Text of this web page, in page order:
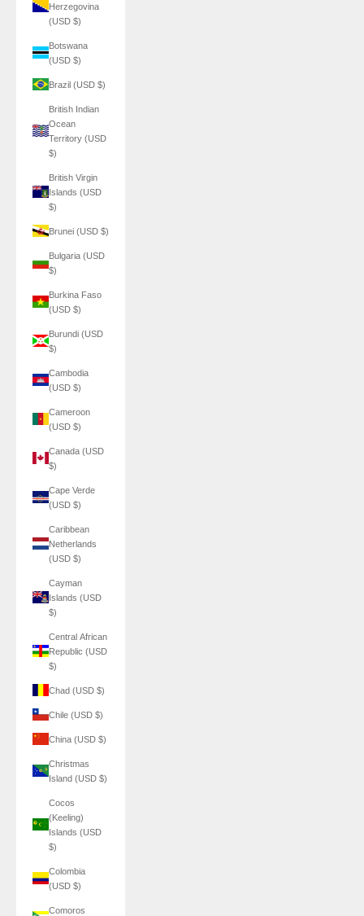
Herzegovina
(USD $)
Botswana
(USD $)
Brazil (USD $)
British Indian
Ocean
Territory (USD
$)
British Virgin
Islands (USD
$)
Brunei (USD $)
Bulgaria (USD
$)
Burkina Faso
(USD $)
Burundi (USD
$)
Cambodia
(USD $)
Cameroon
(USD $)
Canada (USD
$)
Cape Verde
(USD $)
Caribbean
Netherlands
(USD $)
Cayman
Islands (USD
$)
Central African
Republic (USD
$)
Chad (USD $)
Chile (USD $)
China (USD $)
Christmas
Island (USD $)
Cocos
(Keeling)
Islands (USD
$)
Colombia
(USD $)
Comoros